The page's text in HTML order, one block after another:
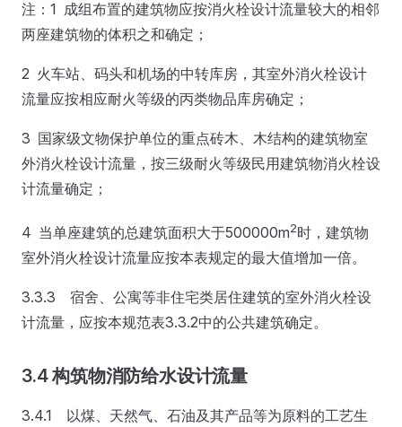
注：1 成组布置的建筑物应按消火栓设计流量较大的相邻
两座建筑物的体积之和确定；
2 火车站、码头和机场的中转库房，其室外消火栓设计
流量应按相应耐火等级的丙类物品库房确定；
3 国家级文物保护单位的重点砖木、木结构的建筑物室
外消火栓设计流量，按三级耐火等级民用建筑物消火栓设
计流量确定；
4 当单座建筑的总建筑面积大于500000m2时，建筑物
室外消火栓设计流量应按本表规定的最大值增加一倍。
3.3.3 宿舍、公寓等非住宅类居住建筑的室外消火栓设
计流量，应按本规范表3.3.2中的公共建筑确定。
3.4 构筑物消防给水设计流量
3.4.1 以煤、天然气、石油及其产品等为原料的工艺生